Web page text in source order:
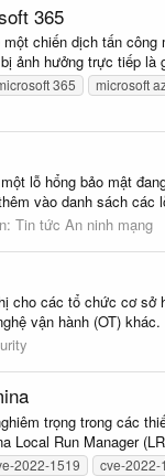
365
chiến dịch tấn
ảnh hưởng trực tiếp là
365 microsoft
lỗ hổng bảo mật
vào danh sách các
Tin tức An ninh mạng
các tổ chức cơ
vận hành (OT)
trọng trong các
Local Run Manager
2022-1519 cve-2022-